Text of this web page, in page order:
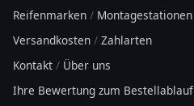
Reifenmarken / Montagestationen
Versandkosten / Zahlarten
Kontakt / Über uns
Ihre Bewertung zum Bestellablauf